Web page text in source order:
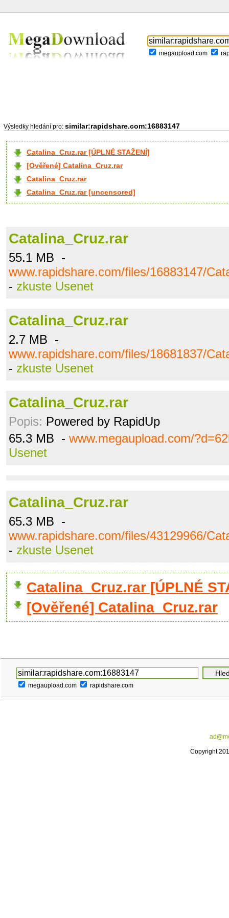
megaupload.com
Výsledky hledání pro: similar:rapidshare.com:16883147
Catalina_Cruz.rar [ÚPLNÉ STAŽENÍ]
[Ověřené] Catalina_Cruz.rar
Catalina_Cruz.rar
Catalina_Cruz.rar [uncensored]
Catalina_Cruz.rar
55.1 MB -
www.rapidshare.com/files/16883147/
- zkuste Usenet
Catalina_Cruz.rar
2.7 MB -
www.rapidshare.com/files/18681837/
- zkuste Usenet
Catalina_Cruz.rar
Popis: Powered by RapidUp
65.3 MB - www.megaupload.com/
Usenet
Catalina_Cruz.rar
65.3 MB -
www.rapidshare.com/files/43129966/
- zkuste Usenet
Catalina_Cruz.rar [ÚPLNÉ
[Ověřené] Catalina_Cruz.rar
megaupload.com rapidshare.com
Copyright